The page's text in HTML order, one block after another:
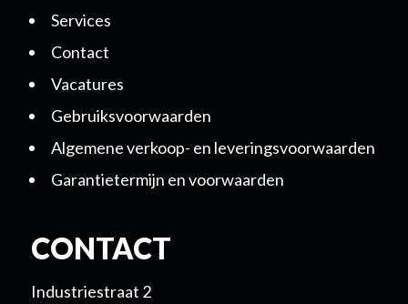
Services
Contact
Vacatures
Gebruiksvoorwaarden
Algemene verkoop- en leveringsvoorwaarden
Garantietermijn en voorwaarden
CONTACT
Industriestraat 2